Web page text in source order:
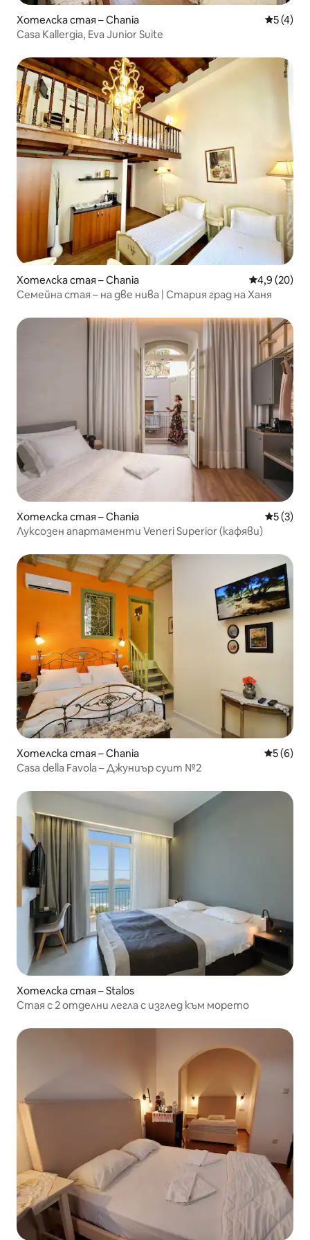
Хотелска стая – Chania Средна
5 (4)
Casa Kallergia, Eva Junior Suite
Хотелска стая – Chania Средна
4,9 (20)
Семейна стая – на две нива | Стария град на Ханя
Хотелска стая – Chania Средна
5 (3)
Луксозен апартаменти Veneri Superior (кафяви)
Хотелска стая – Chania Средна
5 (6)
Casa della Favola – Джуниър суит №2
Хотелска стая – Stalos
Стая с 2 отделни легла с изглед към морето